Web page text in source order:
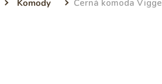
Komody Černá komoda Vigge